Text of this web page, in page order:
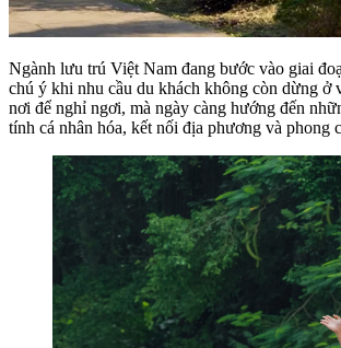
Ngành lưu trú Việt Nam đang bước vào giai
chú ý khi nhu cầu du khách không còn dừng ở
nơi để nghỉ ngơi, mà ngày càng hướng đến
tính cá nhân hóa, kết nối địa phương và phong